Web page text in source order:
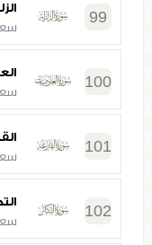
99
100
101
102